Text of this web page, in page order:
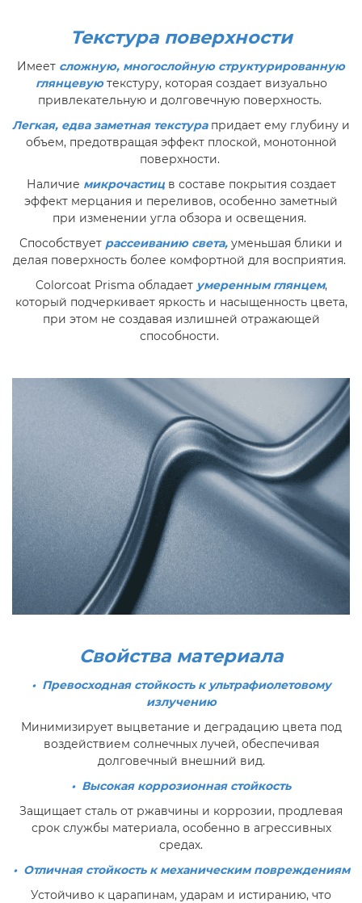
Текстура поверхности
Имеет сложную, многослойную структурированную
глянцевуютекстуру, которая создает визуально
привлекательную и долговечную поверхность.
Легкая, едва заметная текстурапридает ему глубину и
объем, предотвращая эффект плоской, монотонной
поверхности.
Наличие микрочастиц в составе покрытия создает
эффект мерцания и переливов, особенно заметный
при изменении угла обзора и освещения.
Способствует рассеиванию света, уменьшая блики и
делая поверхность более комфортной для восприятия.
Colorcoat Prisma обладаетумеренным глянцем,
который подчеркивает яркость и насыщенность цвета,
при этом не создавая излишней отражающей
способности.
Свойства материала
• Превосходная стойкость к ультрафиолетовому
излучению
Минимизирует выцветание и деградацию цвета под
воздействием солнечных лучей, обеспечивая
долговечный внешний вид.
• Высокая коррозионная стойкость
Защищает сталь от ржавчины и коррозии, продлевая
срок службы материала, особенно в агрессивных
средах.
• Отличная стойкость к механическим повреждениям
Устойчиво к царапинам, ударам и истиранию, что